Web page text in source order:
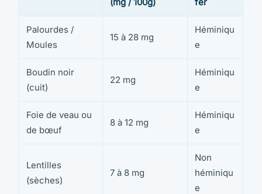
Palourdes /
Moules
15 à 28 mg
Héminiqu
e
Boudin noir
(cuit)
22 mg
Héminiqu
e
Foie de veau ou
de bœuf
8 à 12 mg
Héminiqu
e
Lentilles
(sèches)
7 à 8 mg
Non
héminiqu
e